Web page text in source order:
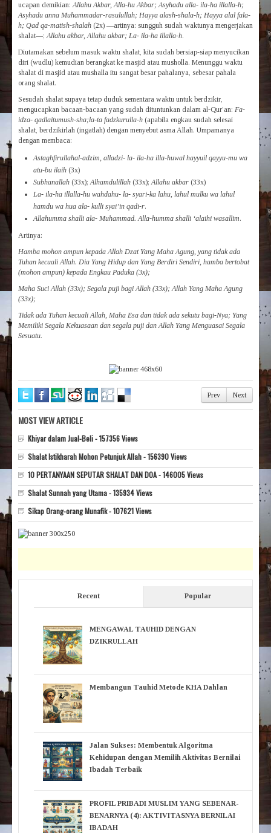
ucapan demikian:Allahu Akbar, Alla-hu Akbar; Asyhadu alla- ila-ha illalla-h;
Asyhadu anna Muhammadar-rasulullah; Hayya alash-shala-h; Hayya alal fala-
h; Qad qa-matish-shalah (2x) —artinya: sungguh sudah waktunya mengerjakan
shalat—;Allahu akbar, Allahu akbar; La- ila-ha illalla-h.
Diutamakan sebelum masuk waktu shalat, kita sudah bersiap-siap menyucikan
diri (wudlu) kemudian berangkat ke masjid atau musholla. Menunggu waktu
shalat di masjid atau mushalla itu sangat besar pahalanya, sebesar pahala
orang shalat.
Sesudah shalat supaya tetap duduk sementara waktu untuk berdzikir,
mengucapkan bacaan-bacaan yang sudah dituntunkan dalam al-Qur’an: Fa-
idza- qadlaitumush-sha;la-ta fadzkurulla-h (apabila engkau sudah selesai
shalat, berdzikirlah (ingatlah) dengan menyebut asma Allah. Umpamanya
dengan membaca:
Astaghfirullahal-adzim, alladzi- la- ila-ha illa-huwal hayyuil qayyu-mu wa
atu-bu ilaih (3x)
Subhanallah (33x);Alhamdulillah (33x);Allahu akbar (33x)
La- ila-ha illalla-hu wahdahu- la- syari-ka lahu, lahul mulku wa lahul
hamdu wa hua ala- kulli syai’in qadi-r.
Allahumma shalli ala- Muhammad. Alla-humma shalli ‘alaihi wasallim.
Artinya:
Hamba mohon ampun kepada Allah Dzat Yang Maha Agung, yang tidak ada
Tuhan kecuali Allah. Dia Yang Hidup dan Yang Berdiri Sendiri, hamba bertobat
(mohon ampun) kepada Engkau Paduka (3x);
Maha Suci Allah (33x); Segala puji bagi Allah (33x); Allah Yang Maha Agung
(33x);
Tidak ada Tuhan kecuali Allah, Maha Esa dan tidak ada sekutu bagi-Nya; Yang
Memiliki Segala Kekuasaan dan segala puji dan Allah Yang Menguasai Segala
Sesuatu.
Prev Next
MOST VIEW ARTICLE
Khiyar dalam Jual-Beli - 157356 Views
Shalat Istikharah Mohon Petunjuk Allah - 156390 Views
10 PERTANYAAN SEPUTAR SHALAT DAN DOA - 146005 Views
Shalat Sunnah yang Utama - 135934 Views
Sikap Orang-orang Munafik - 107621 Views
Recent Popular
MENGAWAL TAUHID DENGAN
DZIKRULLAH
Membangun Tauhid Metode KHA Dahlan
Jalan Sukses: Membentuk Algoritma
Kehidupan dengan Memilih Aktivitas Bernilai
Ibadah Terbaik
PROFIL PRIBADI MUSLIM YANG SEBENAR-
BENARNYA (4): AKTIVITASNYA BERNILAI
IBADAH